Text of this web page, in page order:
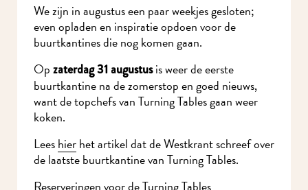
We zijn in augustus een paar weekjes gesloten;
even opladen en inspiratie opdoen voor de
buurtkantines die nog komen gaan.
Opzaterdag 31 augustusis weer de eerste
buurtkantine na de zomerstop en goed nieuws,
want de topchefs van Turning Tables gaan weer
koken.
Leeshierhet artikel dat de Westkrant schreef over
de laatste buurtkantine van Turning Tables.
Reserveringen voor de Turning Tables